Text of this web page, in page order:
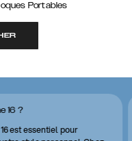
Portables
16 ?
est essentiel pour